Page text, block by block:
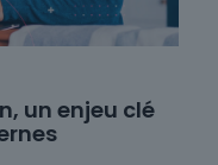
un enjeu clé